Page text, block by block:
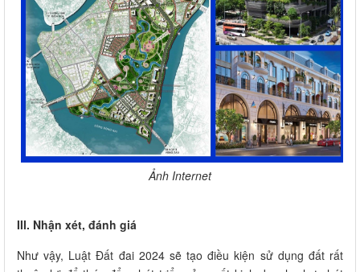
Ảnh Internet
III. Nhận xét, đánh giá
Như vậy, Luật Đất đai 2024 sẽ tạo điều kiện sử dụng đất rất